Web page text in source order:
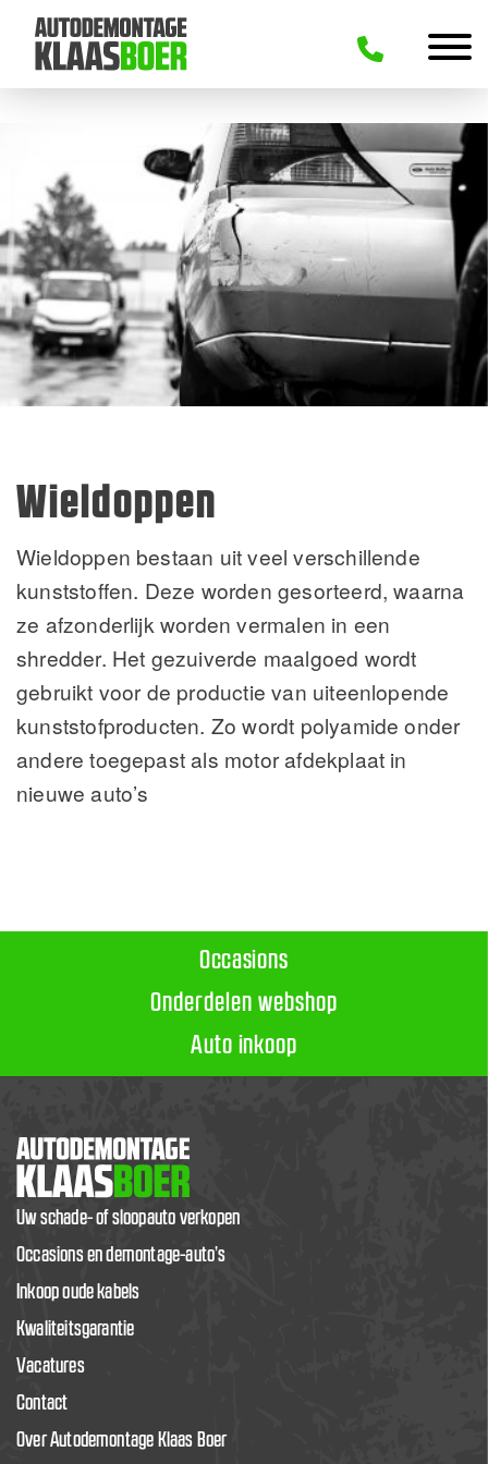
Wieldoppen
Wieldoppen bestaan uit veel verschillende
kunststoffen. Deze worden gesorteerd, waarna
ze afzonderlijk worden vermalen in een
shredder. Het gezuiverde maalgoed wordt
gebruikt voor de productie van uiteenlopende
kunststofproducten. Zo wordt polyamide onder
andere toegepast als motor afdekplaat in
nieuwe auto’s
Occasions
Onderdelen webshop
Auto inkoop
Uw schade- of sloopauto verkopen
Occasions en demontage-auto’s
Inkoop oude kabels
Kwaliteitsgarantie
Vacatures
Contact
Over Autodemontage Klaas Boer